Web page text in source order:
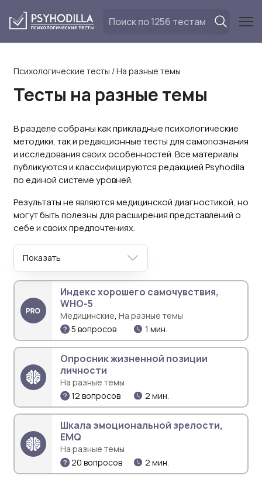
Психологические тесты /На разные темы
Тесты на разные темы
В разделе собраны как прикладные психологические
методики, так и редакционные тесты для самопознания
и исследования своих особенностей. Все материалы
публикуются и классифицируются редакцией Psyhodila
по единой системе уровней.
Результаты не являются медицинской диагностикой, но
могут быть полезны для расширения представлений о
себе и своих предпочтениях.
Показать
Индекс хорошего самочувствия,
WHO-5
Медицинские, На разные темы
5 вопросов
1 мин.
Опросник жизненной позиции
личности
На разные темы
12 вопросов
2 мин.
Шкала эмоциональной зрелости,
EMQ
На разные темы
20 вопросов
2 мин.